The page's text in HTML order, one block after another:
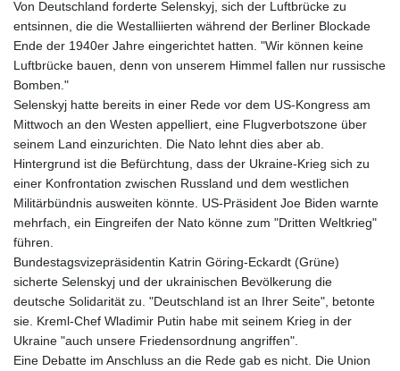
Von Deutschland forderte Selenskyj, sich der Luftbrücke zu
entsinnen, die die Westalliierten während der Berliner Blockade
Ende der 1940er Jahre eingerichtet hatten. "Wir können keine
Luftbrücke bauen, denn von unserem Himmel fallen nur russische
Bomben."
Selenskyj hatte bereits in einer Rede vor dem US-Kongress am
Mittwoch an den Westen appelliert, eine Flugverbotszone über
seinem Land einzurichten. Die Nato lehnt dies aber ab.
Hintergrund ist die Befürchtung, dass der Ukraine-Krieg sich zu
einer Konfrontation zwischen Russland und dem westlichen
Militärbündnis ausweiten könnte. US-Präsident Joe Biden warnte
mehrfach, ein Eingreifen der Nato könne zum "Dritten Weltkrieg"
führen.
Bundestagsvizepräsidentin Katrin Göring-Eckardt (Grüne)
sicherte Selenskyj und der ukrainischen Bevölkerung die
deutsche Solidarität zu. "Deutschland ist an Ihrer Seite", betonte
sie. Kreml-Chef Wladimir Putin habe mit seinem Krieg in der
Ukraine "auch unsere Friedensordnung angriffen".
Eine Debatte im Anschluss an die Rede gab es nicht. Die Union